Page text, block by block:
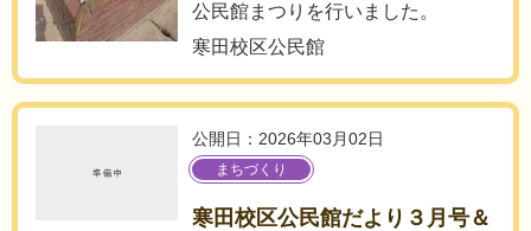
公民館まつりを行いました。
寒田校区公民館
公開日：2026年03月02日
まちづくり
寒田校区公民館だより３月号＆